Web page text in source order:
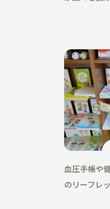
血圧手帳や
のリーフレ